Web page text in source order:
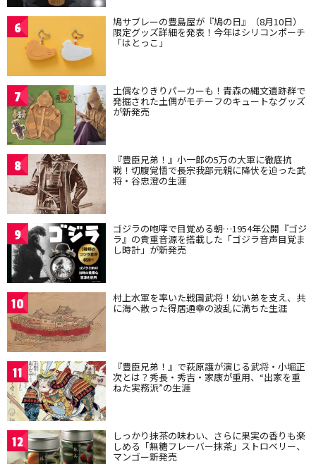
6 鳩サブレーの豊島屋が『鳩の日』（8月10日）
限定グッズ詳細を発表！今年はシリコンポーチ
「はとっこ」
7 土偶なりきりパーカーも！青森の縄文遺跡群で
発掘された土偶がモチーフのキュートなグッズ
が新発売
8 『豊臣兄弟！』小一郎の5万の大軍に徹底抗
戦！切腹覚悟で長宗我部元親に降伏を迫った武
将・谷忠澄の生涯
9 ゴジラの咆哮で目覚める朝…1954年公開『ゴジ
ラ』の貴重音源を搭載した「ゴジラ音声目覚ま
し時計」が新発売
10 村上水軍を率いた戦国武将！幼い弟を支え、共
に海へ散った得居通幸の波乱に満ちた生涯
11 『豊臣兄弟！』で萩原護が演じる武将・小堀正
次とは？秀長・秀吉・家康が重用、“出家を重
ねた実務派”の生涯
12 しっかり抹茶の味わい、さらに果実の香りも楽
しめる「無糖フレーバー抹茶」ストロベリー、
マンゴー新発売